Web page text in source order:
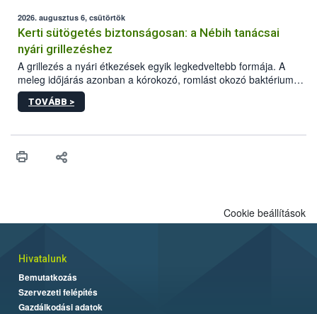
érésű szőlőkben is legyen lehetőség a károsító elleni további
védekezésre. Az Oroganic készítmény kis kiszerelésben kiskerti
felhasználók számára is elérhető és ökológiai termesztésben is
engedélyezett.
2026. augusztus 6, csütörtök
Kerti sütögetés biztonságosan: a Nébih tanácsai
nyári grillezéshez
A grillezés a nyári étkezések egyik legkedveltebb formája. A
meleg időjárás azonban a kórokozó, romlást okozó baktériumok
gyorsabb szaporodásának is kedvez. A szabadtéri sütögetés
ezért nem csupán a megfelelő sütési technikáról szól: legalább
higiéniai szabályok betartása, a megfelelő hőkezelés, valamint a
biztonsági Hivatal (Nébih) Oktatási Programja összegyűjtötte a
TOVÁBB >
Cookie beállítások
Hivatalunk
Bemutatkozás
Szervezeti felépítés
Gazdálkodási adatok